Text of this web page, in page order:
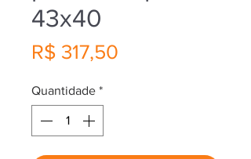
43x40
R$ 317,50
Quantidade *